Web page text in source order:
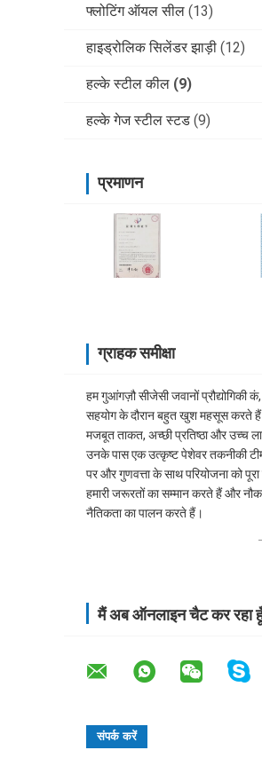
फ्लोटिंग ऑयल सील (13)
हाइड्रोलिक सिलेंडर झाड़ी (12)
हल्के स्टील कील (9)
हल्के गेज स्टील स्टड (9)
प्रमाणन
ग्राहक समीक्षा
हम गुआंगज़ौ सीजेसी जवानों प्रौद्योगिकी
सहयोग के दौरान बहुत खुश महसूस करते
मजबूत ताकत, अच्छी प्रतिष्ठा और उच्च
उनके पास एक उत्कृष्ट पेशेवर तकनीकी
पर और गुणवत्ता के साथ परियोजना को
हमारी जरूरतों का सम्मान करते हैं और
नैतिकता का पालन करते हैं।
मैं अब ऑनलाइन चैट कर रहा